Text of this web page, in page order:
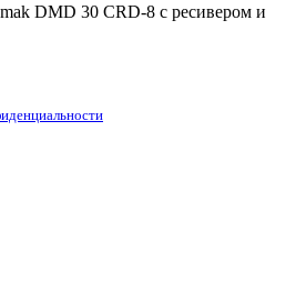
DMD 30 CRD-8 с ресивером и